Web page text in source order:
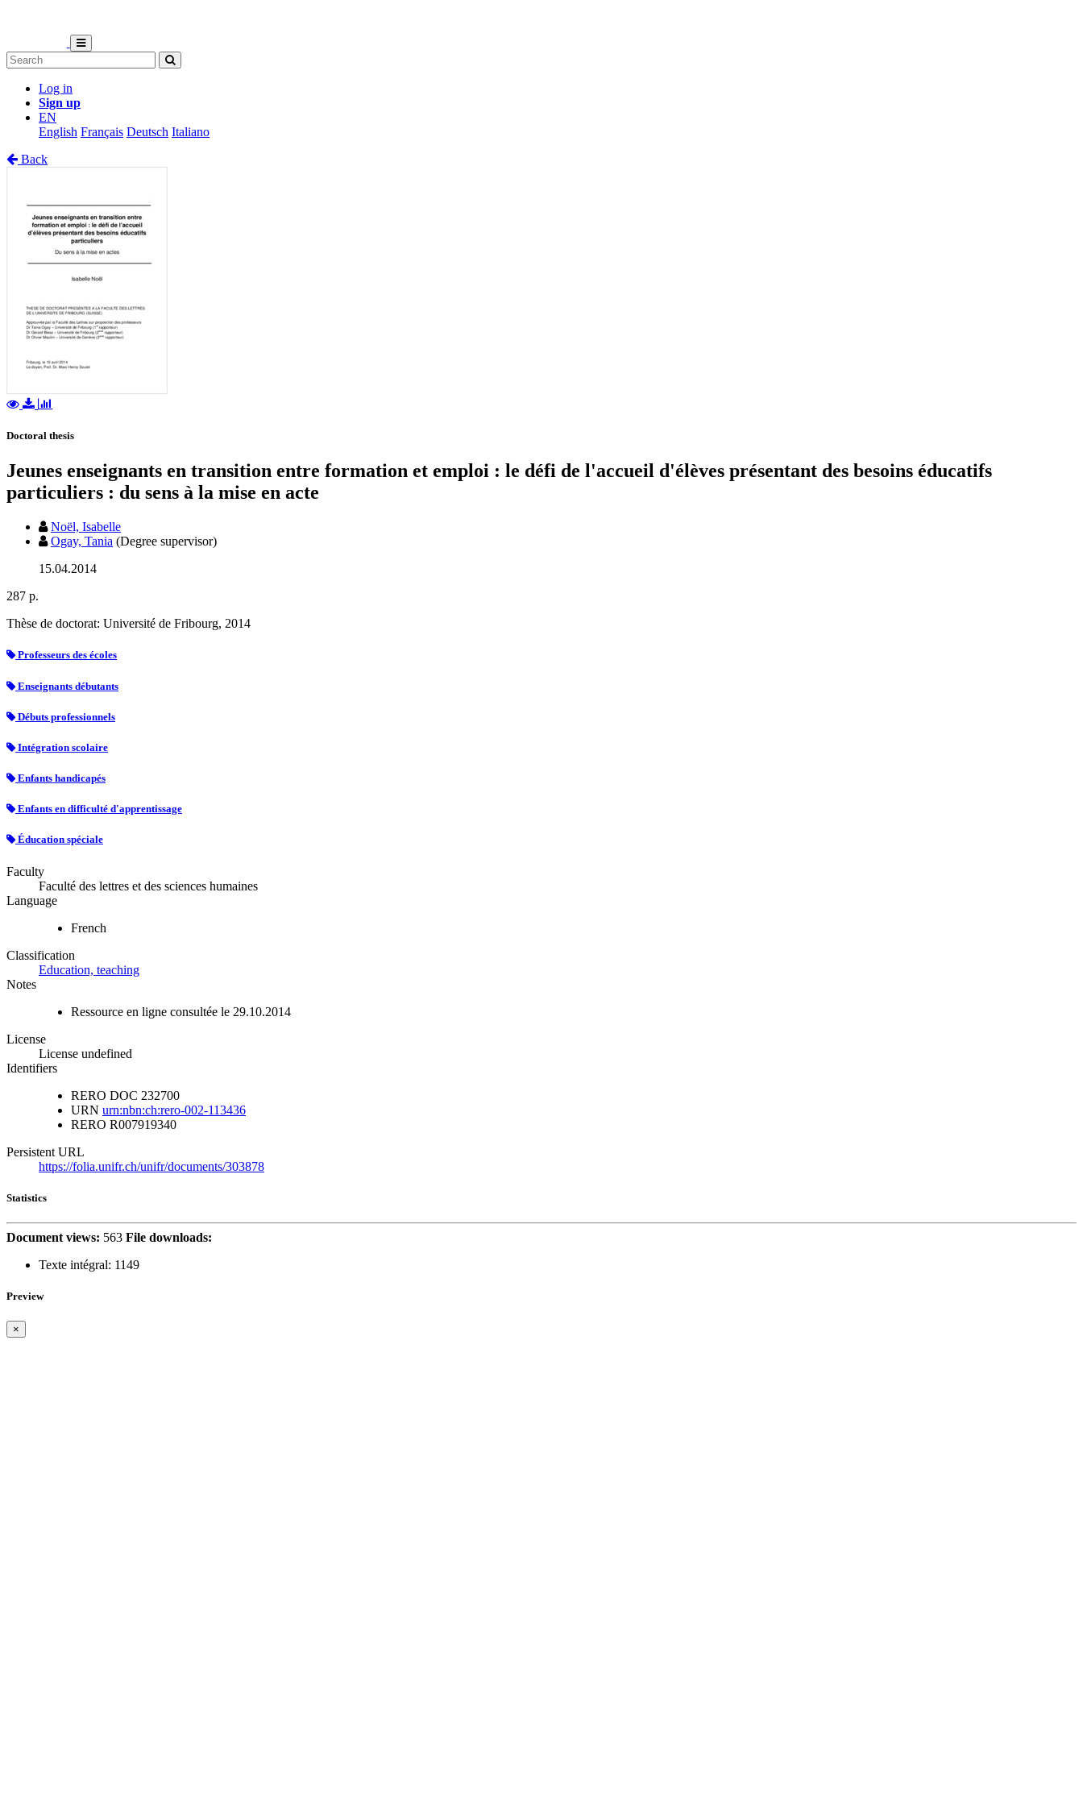
Log in
Sign up
EN
English Français Deutsch Italiano
Back
Doctoral thesis
Jeunes enseignants en transition entre formation et emploi : le défi de l'accueil d'élèves présentant des besoins éducatifs
particuliers : du sens à la mise en acte
Noël, Isabelle
Ogay, Tania (Degree supervisor)
15.04.2014
287 p.
Thèse de doctorat: Université de Fribourg, 2014
Professeurs des écoles
Enseignants débutants
Débuts professionnels
Intégration scolaire
Enfants handicapés
Enfants en difficulté d'apprentissage
Éducation spéciale
Faculty
Faculté des lettres et des sciences humaines
Language
French
Classification
Education, teaching
Notes
Ressource en ligne consultée le 29.10.2014
License
License undefined
Identifiers
RERO DOC 232700
URN urn:nbn:ch:rero-002-113436
RERO R007919340
Persistent URL
https://folia.unifr.ch/unifr/documents/303878
Statistics
Document views: 563 File downloads:
Texte intégral: 1149
Preview
×